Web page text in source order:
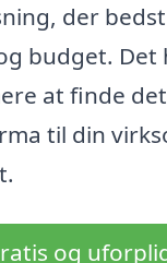
der
budget. Det
at finde
til din
og